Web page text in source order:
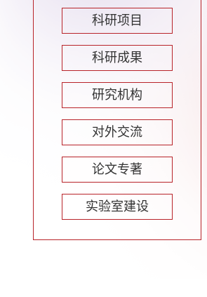
科研项目
科研成果
研究机构
对外交流
论文专著
实验室建设